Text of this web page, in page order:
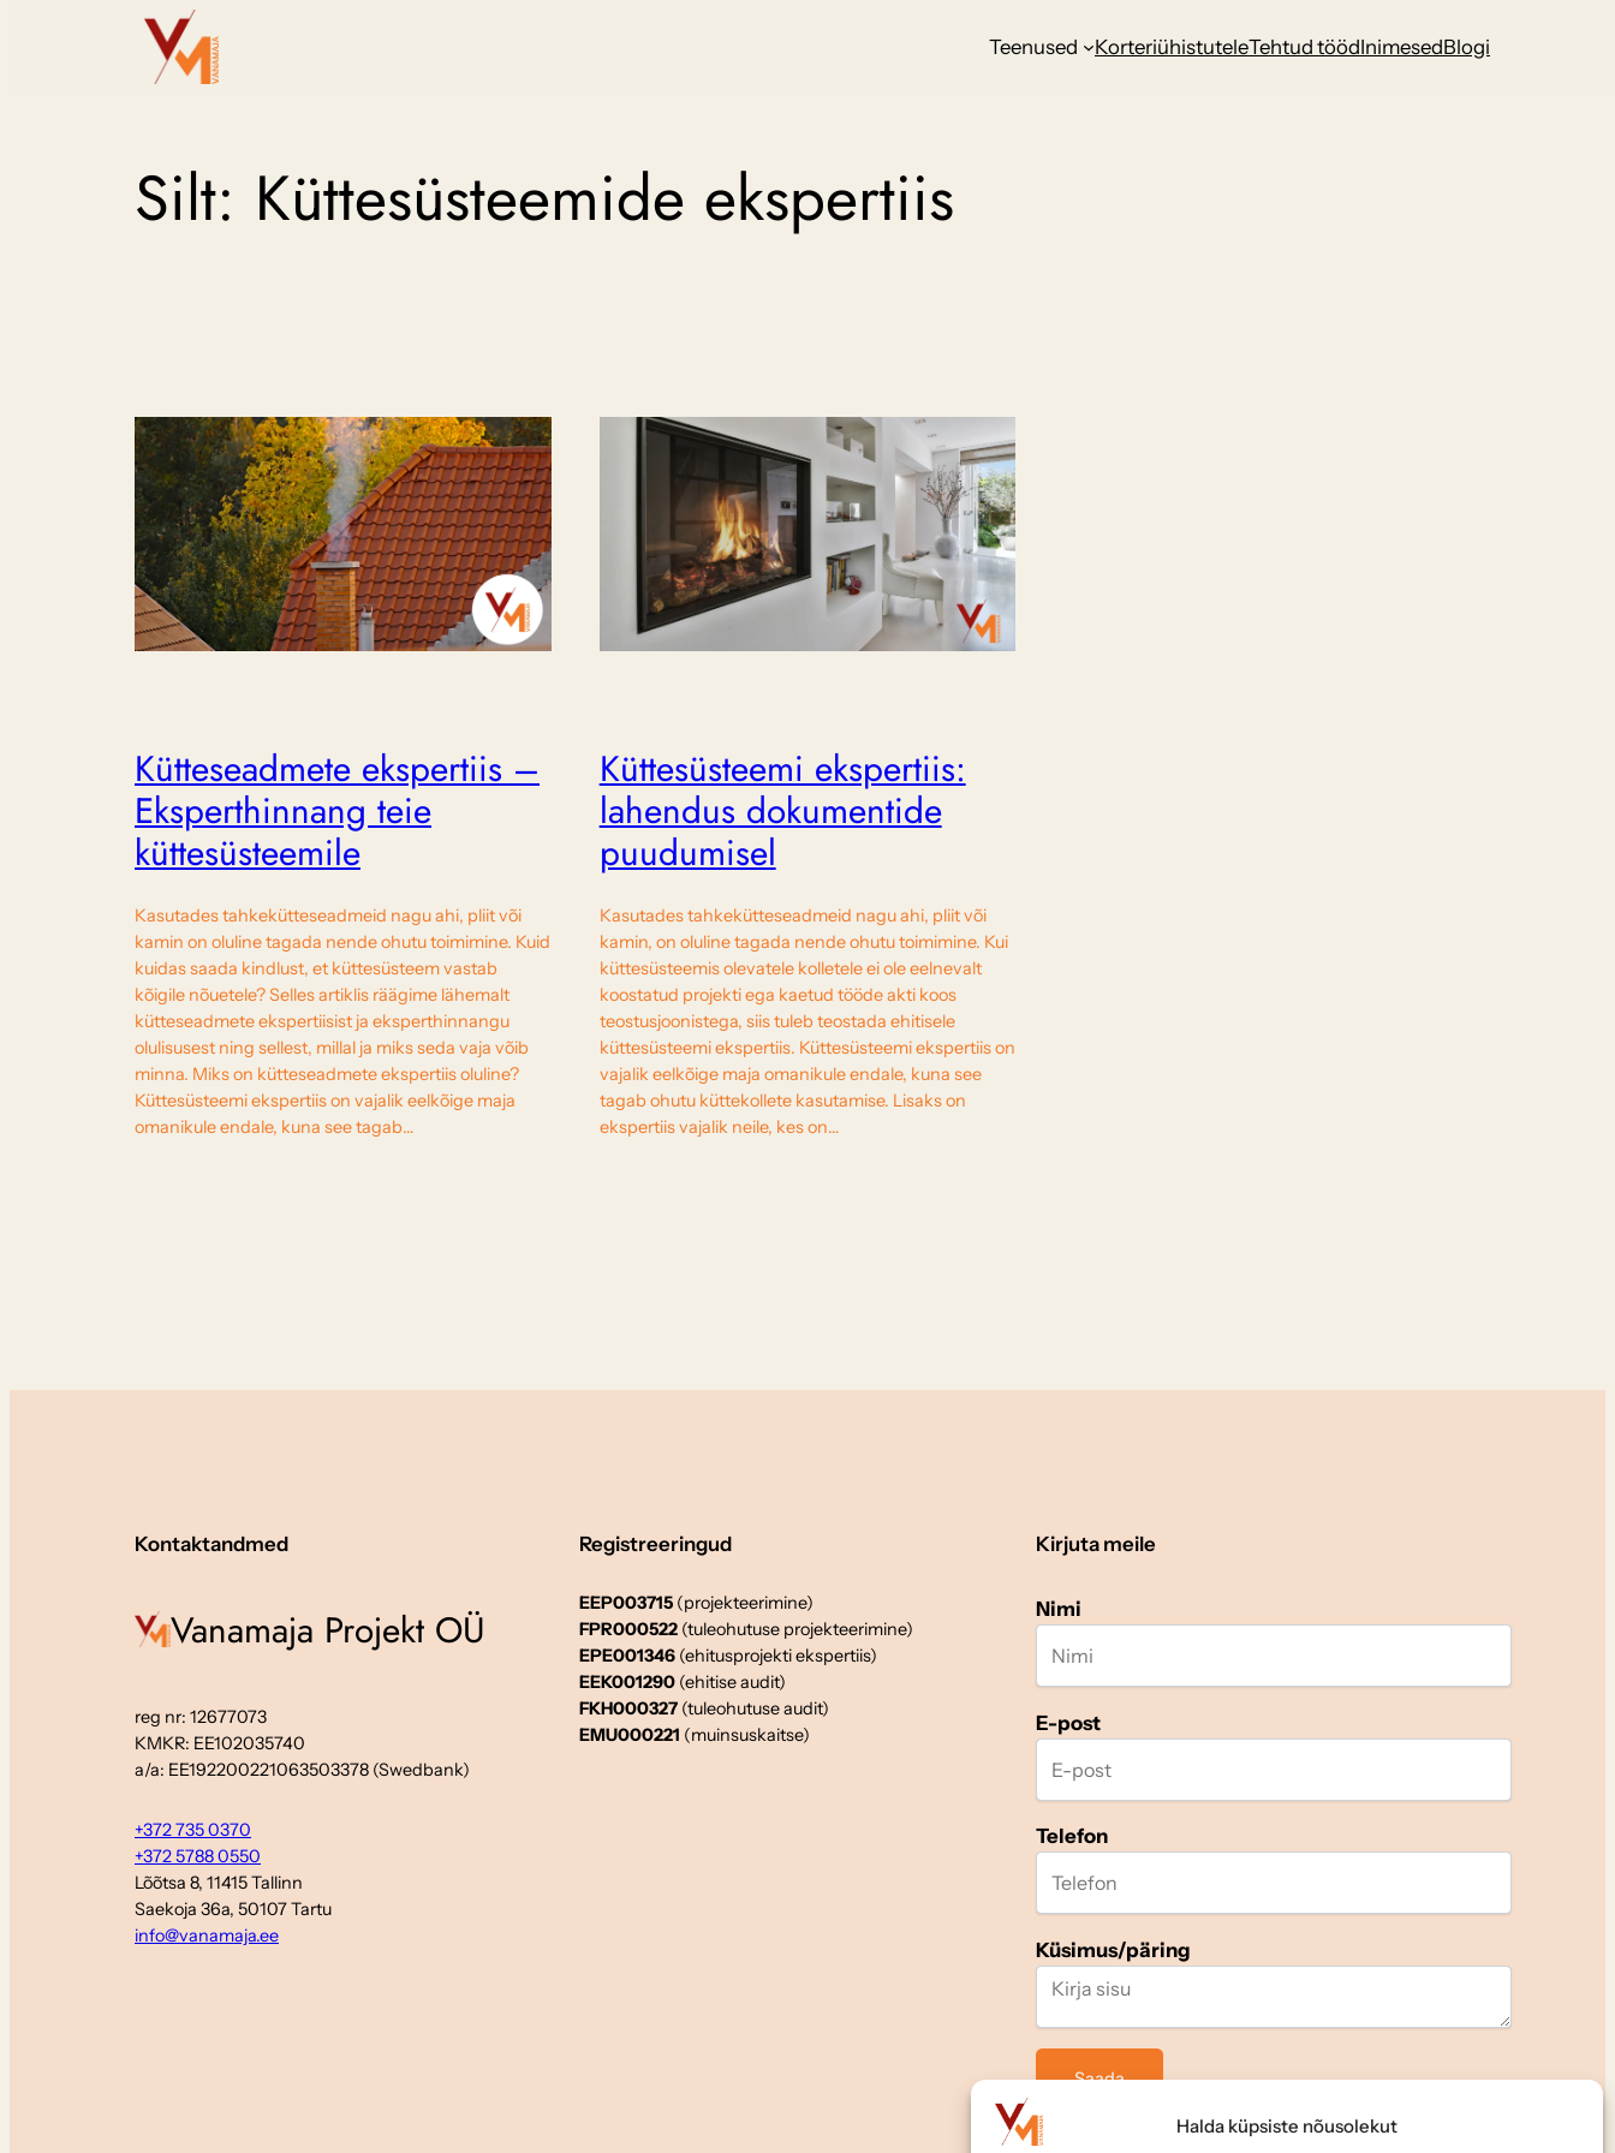
Halda küpsiste nõusolekut
Teenused KorteriühistuteleTehtud töödInimesedBlogi
Silt: Küttesüsteemide ekspertiis
Kütteseadmete ekspertiis –
Eksperthinnang teie
küttesüsteemile
Kasutades tahkekütteseadmeid nagu ahi, pliit või
kamin on oluline tagada nende ohutu toimimine. Kuid
kuidas saada kindlust, et küttesüsteem vastab
kõigile nõuetele? Selles artiklis räägime lähemalt
kütteseadmete ekspertiisist ja eksperthinnangu
olulisusest ning sellest, millal ja miks seda vaja võib
minna. Miks on kütteseadmete ekspertiis oluline?
Küttesüsteemi ekspertiis on vajalik eelkõige maja
omanikule endale, kuna see tagab…
Küttesüsteemi ekspertiis:
lahendus dokumentide
puudumisel
Kasutades tahkekütteseadmeid nagu ahi, pliit või
kamin, on oluline tagada nende ohutu toimimine. Kui
küttesüsteemis olevatele kolletele ei ole eelnevalt
koostatud projekti ega kaetud tööde akti koos
teostusjoonistega, siis tuleb teostada ehitisele
küttesüsteemi ekspertiis. Küttesüsteemi ekspertiis on
vajalik eelkõige maja omanikule endale, kuna see
tagab ohutu küttekollete kasutamise. Lisaks on
ekspertiis vajalik neile, kes on…
Kontaktandmed
Vanamaja Projekt OÜ
reg nr: 12677073
KMKR: EE102035740
a/a: EE192200221063503378 (Swedbank)
+372 735 0370
+372 5788 0550
Lõõtsa 8, 11415 Tallinn
Saekoja 36a, 50107 Tartu
info@vanamaja.ee
Registreeringud
EEP003715 (projekteerimine)
FPR000522 (tuleohutuse projekteerimine)
EPE001346 (ehitusprojekti ekspertiis)
EEK001290(ehitise audit)
FKH000327 (tuleohutuse audit)
EMU000221 (muinsuskaitse)
Kirjuta meile
Nimi
E-post
Telefon
Küsimus/päring